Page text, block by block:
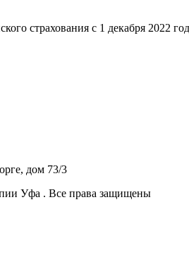
страхования с 1 декабря 2022
дом 73/3
Уфа . Все права защищены